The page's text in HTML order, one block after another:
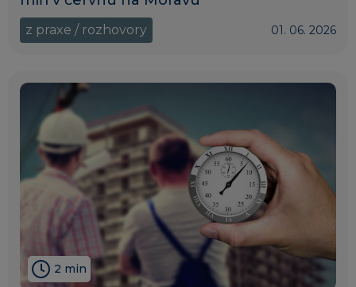
z praxe / rozhovory 01. 06. 2026
2 min